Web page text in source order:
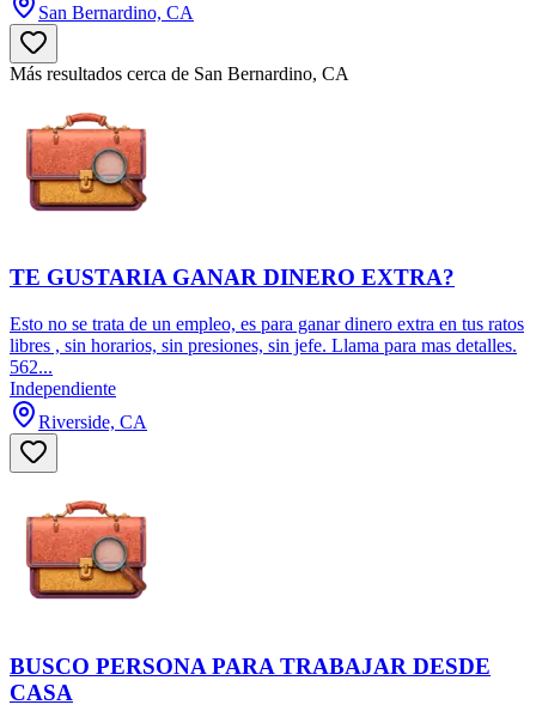
San Bernardino, CA
Más resultados cerca de San Bernardino, CA
TE GUSTARIA GANAR DINERO EXTRA?
Esto no se trata de un empleo, es para ganar dinero extra en tus ratos
libres , sin horarios, sin presiones, sin jefe. Llama para mas detalles.
562...
Independiente
Riverside, CA
BUSCO PERSONA PARA TRABAJAR DESDE
CASA